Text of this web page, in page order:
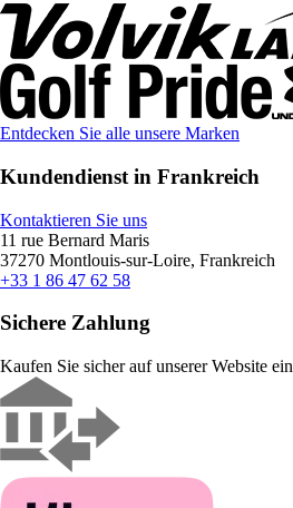
Entdecken Sie alle unsere Marken
Kundendienst in Frankreich
Kontaktieren Sie uns
11 rue Bernard Maris
37270 Montlouis-sur-Loire, Frankreich
+33 1 86 47 62 58
Sichere Zahlung
Kaufen Sie sicher auf unserer Website ein